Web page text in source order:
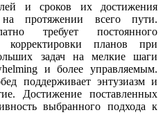
и сроков их достижения
протяжении всего пути.
требует постоянного
корректировки планов при
задач на мелкие шаги
и более управляемым.
поддерживает энтузиазм и
Достижение поставленных
выбранного подхода к